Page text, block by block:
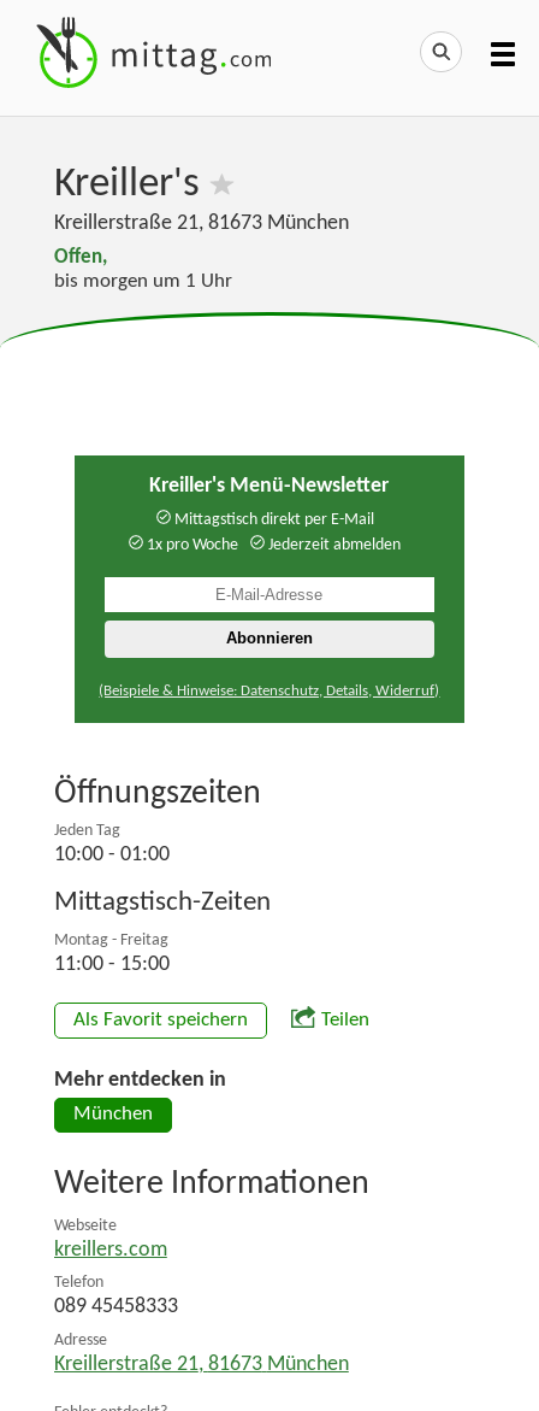
Kreiller's
Kreillerstraße 21, 81673 München
Offen,
bis morgen um 1 Uhr
Kreiller's Menü-Newsletter
Mittagstisch direkt per E-Mail
1x pro Woche
Jederzeit abmelden
(Beispiele & Hinweise: Datenschutz, Details, Widerruf)
Öffnungszeiten
Jeden Tag
10:00 - 01:00
Mittagstisch-Zeiten
Montag - Freitag
11:00 - 15:00
Als Favorit speichern Teilen
Mehr entdecken in
München
Weitere Informationen
Webseite
kreillers.com
Telefon
089 45458333
Adresse
Kreillerstraße 21, 81673 München